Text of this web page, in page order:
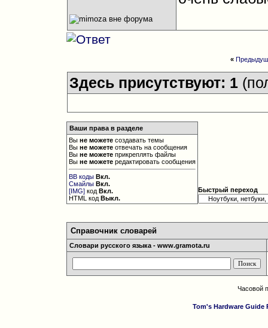
«
Здесь присутствуют: 1
Ваши права в разделе
Выне можете создавать темы
Выне можете отвечать на сообщения
Выне можете прикреплять файлы
Выне можете редактировать сообщения
BB коды Вкл.
Смайлы Вкл.
[IMG] кодВкл.
HTML кодВыкл.
Быстрый переход
Справочник словарей
Словари русского языка - www.gramota.ru
Часовой
Tom's Hardware Guide